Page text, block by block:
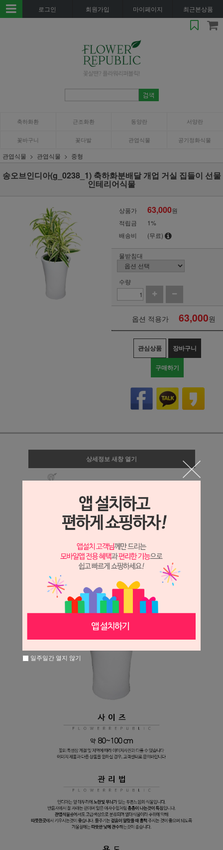
로그인 회원가입 마이페이지 최근본상품
축하화환 근조화환 동양란 서양란
꽃바구니 꽃다발 관엽식물 공기정화식물
관엽식물 관엽식물 중형
송오브인디아(g_0238_1) 축하화분배달 개업 거실 집들이 선물
인테리어식물
상품가 63,000원
적립금
1%
배송비
(무료)
물받침대
수량
옵션 적용가 63,000원
관심상품 장바구니
구매하기
상세정보 새창 열기
일주일간 열지 않기